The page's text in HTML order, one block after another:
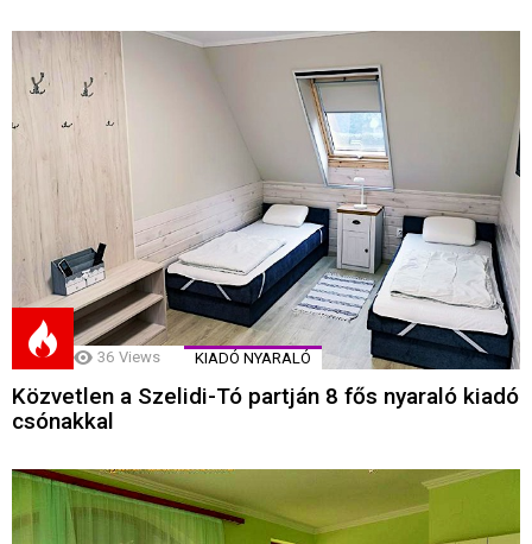
36 Views KIADÓ NYARALÓ
Közvetlen a Szelidi-Tó partján 8 fős nyaraló kiadó
csónakkal